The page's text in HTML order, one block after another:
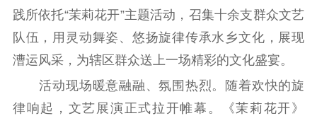
机关党建
文化人才
紫金人才 职称评审
践所依托“茉莉花开”主题活动，召集十余支群众文艺
队伍，用灵动舞姿、悠扬旋律传承水乡文化，展现
漕运风采，为辖区群众送上一场精彩的文化盛宴。
活动现场暖意融融、氛围热烈。随着欢快的旋
律响起，文艺展演正式拉开帷幕。《茉莉花开》